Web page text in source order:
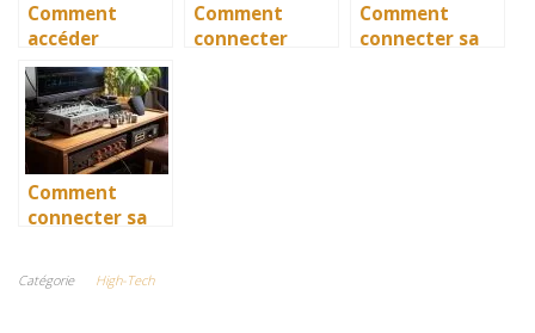
Comment
accéder
facilement à la
messagerie
académique
Nancy Metz ?
Comment
connecter
Comment
connecter sa
Comment
connecter sa
sans
Catégorie High-Tech